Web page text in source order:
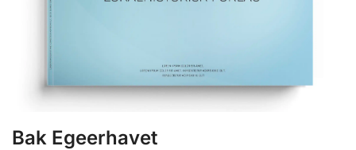
Bak Egeerhavet